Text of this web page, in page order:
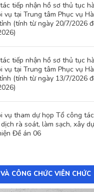
tiếp nhận hồ sơ thủ tục
vụ tại Trung tâm Phục vụ
(tính từ ngày 20/7/2026
tiếp nhận hồ sơ thủ tục
vụ tại Trung tâm Phục vụ
(tính từ ngày 13/7/2026
vụ tham dự họp Tổ công
rà soát, làm sạch, xây
Đề án 06
CÔNG CHỨC VIÊN CHỨC